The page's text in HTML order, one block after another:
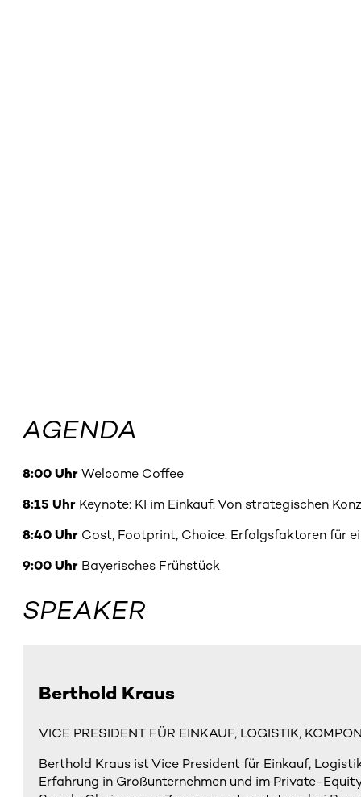
AGENDA
8:00 Uhr Welcome Coffee
8:15 Uhr Keynote: KI im Einkauf: Von strategischen
8:40 Uhr Cost, Footprint, Choice: Erfolgsfaktoren für
9:00 Uhr Bayerisches Frühstück
SPEAKER
Berthold Kraus
VICE PRESIDENT FÜR EINKAUF, LOGISTIK,
Berthold Kraus ist Vice President für Einkauf,
Erfahrung in Großunternehmen und im Private-